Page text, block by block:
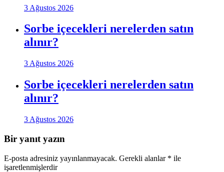
3 Ağustos 2026
Sorbe içecekleri nerelerden satın
alınır?
3 Ağustos 2026
Sorbe içecekleri nerelerden satın
alınır?
3 Ağustos 2026
Bir yanıt yazın
E-posta adresiniz yayınlanmayacak. Gerekli alanlar * ile
işaretlenmişlerdir